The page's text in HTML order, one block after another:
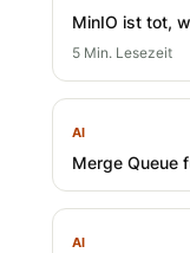
MinIO ist tot,
5 Min. Lesezeit
AI
Merge Queue
AI